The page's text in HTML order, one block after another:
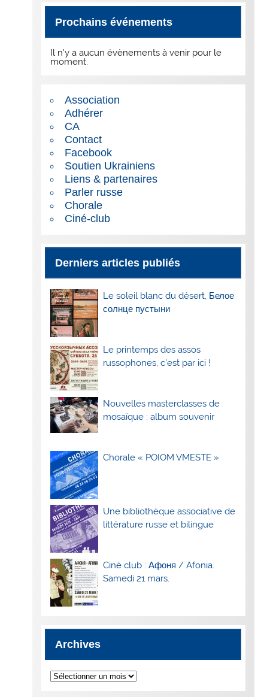
Prochains événements
Il n’y a aucun évènements à venir pour le
moment.
Association
Adhérer
CA
Contact
Facebook
Soutien Ukrainiens
Liens & partenaires
Parler russe
Chorale
Ciné-club
Derniers articles publiés
Le soleil blanc du désert, Белое
солнце пустыни
Le printemps des assos
russophones, c’est par ici !
Nouvelles masterclasses de
mosaïque : album souvenir
Chorale « POIOM VMESTE »
Une bibliothèque associative de
littérature russe et bilingue
Ciné club : Афоня / Afonia.
Samedi 21 mars.
Archives
Archives